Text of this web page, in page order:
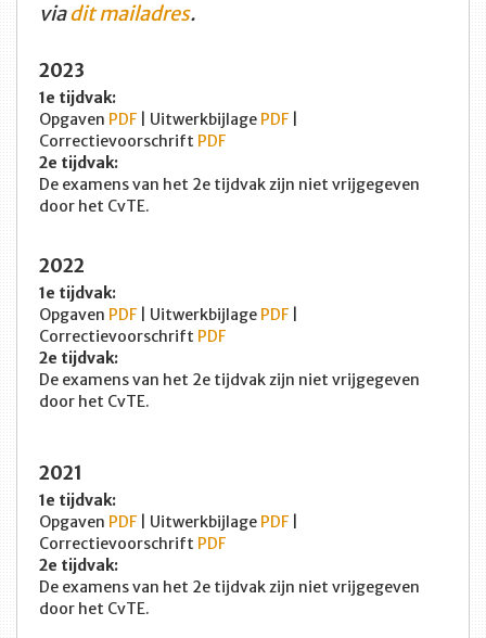
viadit mailadres.
2023
1e tijdvak:
Opgaven PDF | Uitwerkbijlage PDF
Correctievoorschrift PDF
2e tijdvak:
De examens van het 2e tijdvak zijn niet vrijgegeven
door het CvTE.
2022
1e tijdvak:
Opgaven PDF | Uitwerkbijlage PDF
Correctievoorschrift PDF
2e tijdvak:
De examens van het 2e tijdvak zijn niet vrijgegeven
door het CvTE.
2021
1e tijdvak:
Opgaven PDF | Uitwerkbijlage PDF
Correctievoorschrift PDF
2e tijdvak:
De examens van het 2e tijdvak zijn niet vrijgegeven
door het CvTE.